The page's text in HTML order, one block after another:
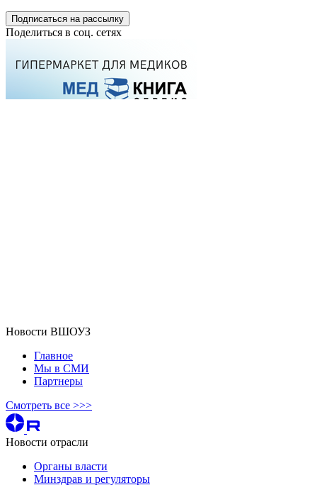
Подписаться на рассылку
Поделиться в соц. сетях
Новости ВШОУЗ
Главное
Мы в СМИ
Партнеры
Смотреть все >>>
Новости отрасли
Органы власти
Минздрав и регуляторы